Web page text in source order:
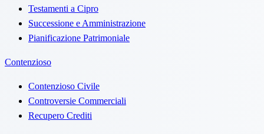
Testamenti a Cipro
Successione e Amministrazione
Pianificazione Patrimoniale
Contenzioso
Contenzioso Civile
Controversie Commerciali
Recupero Crediti